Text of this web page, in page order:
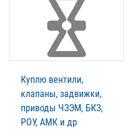
Куплю вентили,
клапаны, задвижки,
приводы ЧЗЭМ, БКЗ,
РОУ, АМК и др